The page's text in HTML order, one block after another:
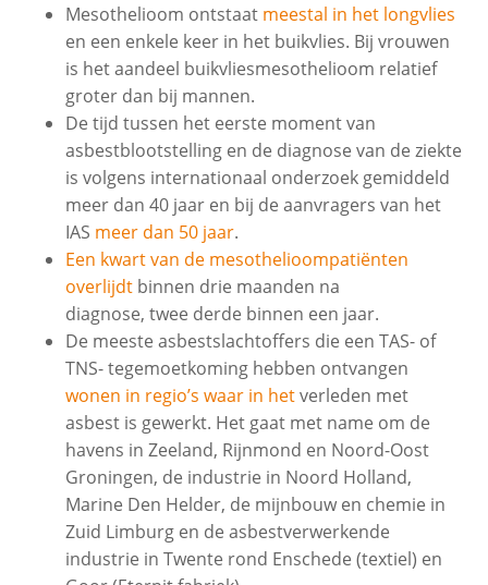
Mesothelioom ontstaat meestal in het longvlies
en een enkele keer in het buikvlies. Bij vrouwen
is het aandeel buikvliesmesothelioom relatief
groter dan bij mannen.
De tijd tussen het eerste moment van
asbestblootstelling en de diagnose van de ziekte
is volgens internationaal onderzoek gemiddeld
meer dan 40 jaar en bij de aanvragers van het
IAS meer dan 50 jaar.
Een kwart van de mesothelioompatiënten
overlijdt binnen drie maanden na
diagnose, twee derde binnen een jaar.
De meeste asbestslachtoffers die een TAS- of
TNS- tegemoetkoming hebben ontvangen
wonen in regio’s waar in hetverleden met
asbest is gewerkt. Het gaat met name om de
havens in Zeeland, Rijnmond en Noord-Oost
Groningen, de industrie in Noord Holland,
Marine Den Helder, de mijnbouw en chemie in
Zuid Limburg en de asbestverwerkende
industrie in Twente rond Enschede (textiel) en